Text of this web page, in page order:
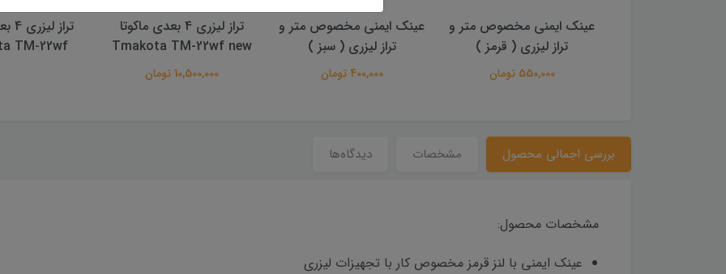
عینک ایمنی مخصوص متر و
تراز لیزری ( قرمز )
550,000 تومان
عینک ایمنی مخصوص متر و
تراز لیزری ( سبز )
400,000 تومان
تراز لیزری 4 بعدی ماکوتا
Tmakota TM-22wf new
10,500,000 تومان
TM-22wf
بررسی اجمالی محصول مشخصات دیدگاه‌ها
مشخصات محصول:
عینک ایمنی با لنز قرمز مخصوص کار با تجهیزات لیزری